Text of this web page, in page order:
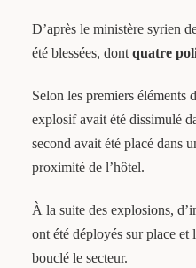
D’après le ministère syrien
été blessées, dont quatre
Selon les premiers éléments
explosif avait été dissimulé
second avait été placé dans
proximité de l’hôtel.
À la suite des explosions,
ont été déployés sur place et
bouclé le secteur.